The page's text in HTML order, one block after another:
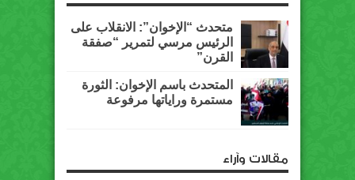
متحدث “الإخوان”: الانقلاب على
الرئيس مرسي لتمرير “صفقة
القرن”
المتحدث باسم الإخوان: الثورة
مستمرة وراياتها مرفوعة
مقالات وآراء